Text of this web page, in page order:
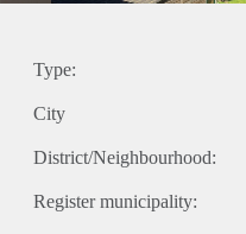
Type:
City
District/Neighbourhood:
Register municipality: